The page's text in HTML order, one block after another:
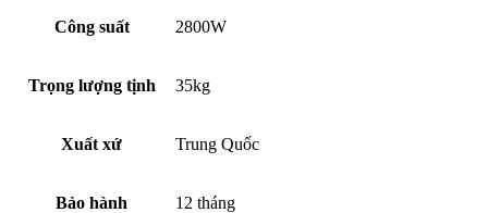
Công suất 2800W
Trọng lượng tịnh 35kg
Xuất xứ Trung Quốc
Bảo hành 12 tháng